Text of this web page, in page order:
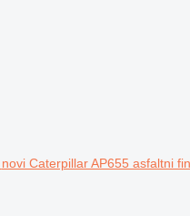
novi Caterpillar AP655 asfaltni